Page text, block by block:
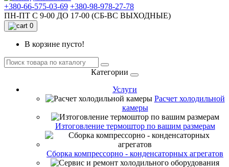
+380-66-575-03-69 +380-98-978-27-78
ПН-ПТ С 9-00 ДО 17-00 (СБ-ВС ВЫХОДНЫЕ)
0
В корзине пусто!
Категории
Услуги
Расчет холодильной
камеры
Изтоговление термоштор по вашим размерам
Сборка компрессорно - конденсаторных агрегатов